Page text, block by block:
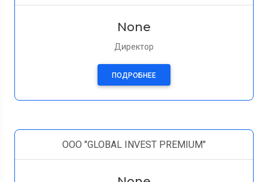
None
Директор
ПОДРОБНЕЕ
ООО "GLOBAL INVEST PREMIUM"